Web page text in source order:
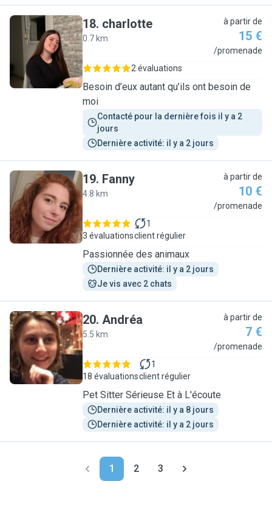
C
18. charlotte
0.7 km
à partir de
15 €
/promenade
2 évaluations
Besoin d’eux autant qu’ils ont besoin de
moi
Contacté pour la dernière fois il y a 2
jours
Dernière activité: il y a 2 jours
F
19. Fanny
4.8 km
à partir de
10 €
/promenade
3 évaluations
1
client régulier
Passionnée des animaux
Dernière activité: il y a 2 jours
Je vis avec 2 chats
A
20. Andréa
5.5 km
à partir de
7 €
/promenade
18 évaluations
1
client régulier
Pet Sitter Sérieuse Et à L'écoute
Dernière activité: il y a 8 jours
Dernière activité: il y a 2 jours
1 2 3